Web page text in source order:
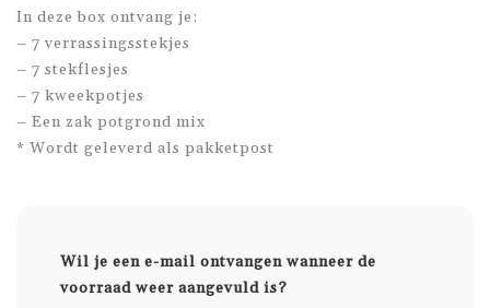
In deze box ontvang je:
– 7 verrassingsstekjes
– 7 stekflesjes
– 7 kweekpotjes
– Een zak potgrond mix
* Wordt geleverd als pakketpost
Wil je een e-mail ontvangen wanneer de
voorraad weer aangevuld is?